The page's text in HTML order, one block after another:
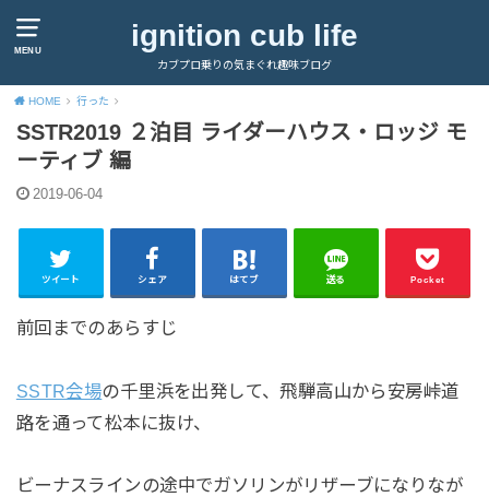
MENU ignition cub life
カブプロ乗りの気まぐれ趣味ブログ
HOME 行った
SSTR2019 ２泊目 ライダーハウス・ロッジ モ
ーティブ 編
2019-06-04
ツイート シェア はてブ 送る Pocket
前回までのあらすじ
SSTR会場の千里浜を出発して、飛騨高山から安房峠道
路を通って松本に抜け、
ビーナスラインの途中でガソリンがリザーブになりなが